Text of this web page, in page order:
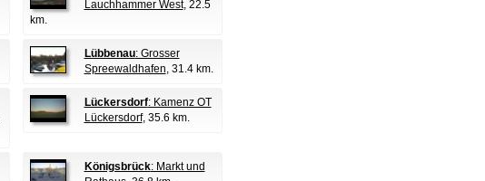
Lauchhammer West, 22.5
km.
Lübbenau: Grosser
Spreewaldhafen, 31.4 km.
Lückersdorf: Kamenz OT
Lückersdorf, 35.6 km.
Königsbrück: Markt und